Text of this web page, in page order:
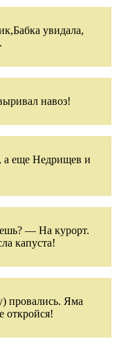
увидала,
навоз!
а еще Недрищев и
— На курорт.
капуста!
провались. Яма
откройся!